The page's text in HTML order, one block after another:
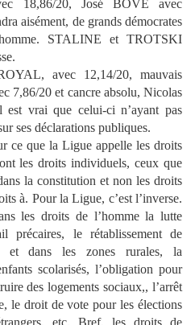
18,86/20, José BOVE avec
aisément, de grands démocrates
STALINE et TROTSKI
avec 12,14/20, mauvais
7,86/20 et cancre absolu, Nicolas
vrai que celui-ci n’ayant pas
ses déclarations publiques.
ce que la Ligue appelle les droits
les droits individuels, ceux que
la constitution et non les droits
à. Pour la Ligue, c’est l’inverse.
les droits de l’homme la lutte
précaires, le rétablissement de
et dans les zones rurales, la
scolarisés, l’obligation pour
des logements sociaux,, l’arrêt
le droit de vote pour les élections